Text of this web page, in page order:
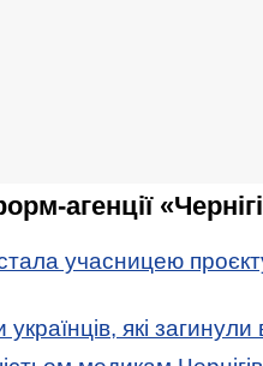
агенції
учасницею
які загинули